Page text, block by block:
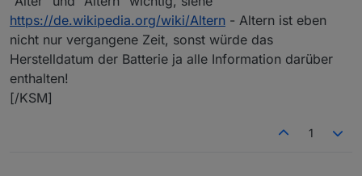
https://de.wikipedia.org/wiki/Altern - Altern ist eben
nicht nur vergangene Zeit, sonst würde das
Herstelldatum der Batterie ja alle Information darüber
enthalten!
[/KSM]
1